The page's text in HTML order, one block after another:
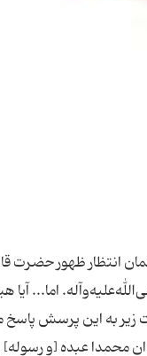
انتظار ظهور حضرت
اما... آیا
به این پرسش پاسخ
عبده [و رسوله] و